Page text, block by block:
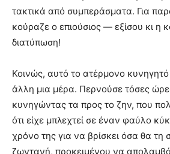
τακτικά από συμπεράσματα. Για
κούραζε ο επιούσιος — εξίσου κι η
διατύπωση!
Κοινώς, αυτό το ατέρμονο κυνηγητό
άλλη μια μέρα. Περνούσε τόσες
κυνηγώντας τα προς το ζην, που
ότι είχε μπλεχτεί σε έναν φαύλο
χρόνο της για να βρίσκει όσα θα τη
ζωντανή, προκειμένου να